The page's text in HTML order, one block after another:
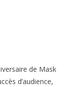
de Mask
d’audience,